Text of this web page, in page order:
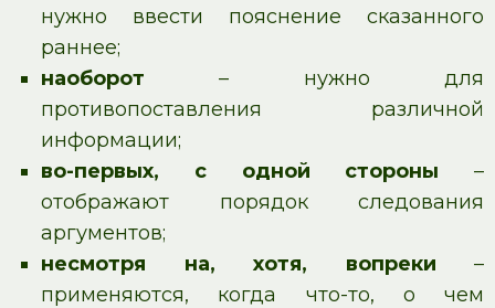
нужно ввести пояснение сказанного
раннее;
наоборот– нужно для
противопоставления различной
информации;
во-первых, с одной стороны –
отображают порядок следования
аргументов;
несмотря на, хотя, вопреки –
применяются, когда что-то, о чем